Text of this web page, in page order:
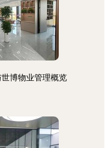
博物业管理概览